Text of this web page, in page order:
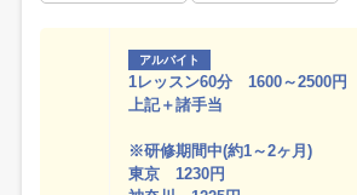
アルバイト
1レッスン60分 1600～2500円
上記＋諸手当
※研修期間中(約1～2ヶ月)
東京 1230円